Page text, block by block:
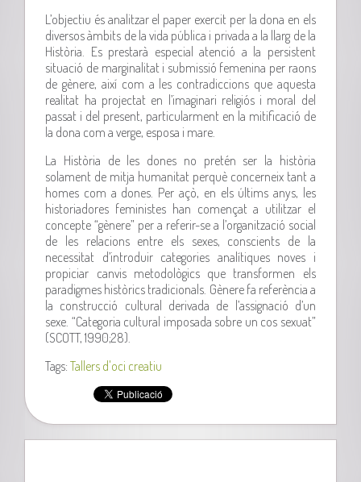
L’objectiu és analitzar el paper exercit per la dona en els
diversos àmbits de la vida pública i privada a la llarg de la
Història. Es prestarà especial atenció a la persistent
situació de marginalitat i submissió femenina per raons
de gènere, així com a les contradiccions que aquesta
realitat ha projectat en l’imaginari religiós i moral del
passat i del present, particularment en la mitificació de
la dona com a verge, esposa i mare.
La Història de les dones no pretén ser la història
solament de mitja humanitat perquè concerneix tant a
homes com a dones. Per açò, en els últims anys, les
historiadores feministes han començat a utilitzar el
concepte “gènere” per a referir-se a l’organització social
de les relacions entre els sexes, conscients de la
necessitat d’introduir categories analítiques noves i
propiciar canvis metodològics que transformen els
paradigmes històrics tradicionals. Gènere fa referència a
la construcció cultural derivada de l’assignació d’un
sexe. “Categoria cultural imposada sobre un cos sexuat”
(SCOTT, 1990;28).
Tags:Tallers d'oci creatiu